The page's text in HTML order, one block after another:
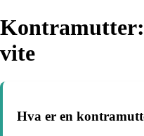
vite
Hva er en